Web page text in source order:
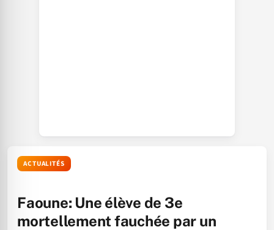
ACTUALITÉS
Faoune: Une élève de 3e
mortellement fauchée par un